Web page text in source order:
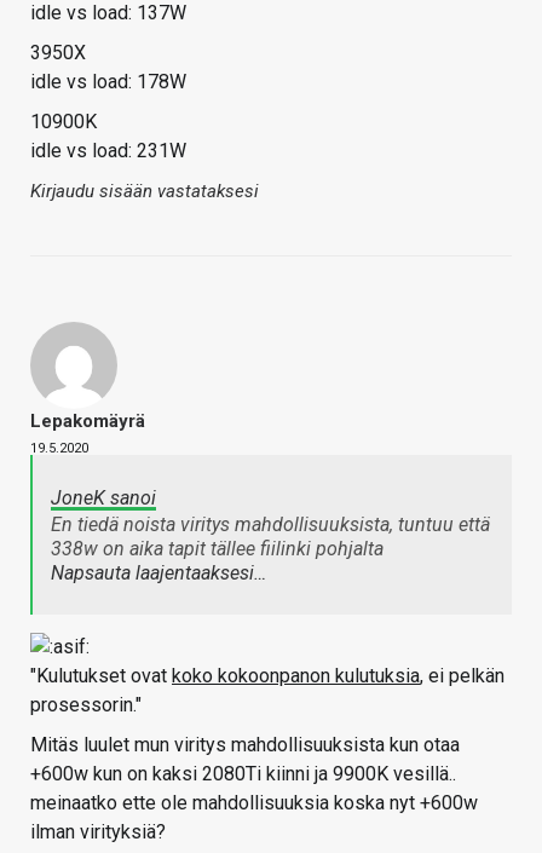
idle vs load: 137W
3950X
idle vs load: 178W
10900K
idle vs load: 231W
Kirjaudu sisään vastataksesi
Lepakomäyrä
19.5.2020
JoneK sanoi
En tiedä noista viritys mahdollisuuksista, tuntuu että
338w on aika tapit tällee fiilinki pohjalta
Napsauta laajentaaksesi…
"Kulutukset ovat koko kokoonpanon kulutuksia, ei pelkän
prosessorin."
Mitäs luulet mun viritys mahdollisuuksista kun otaa
+600w kun on kaksi 2080Ti kiinni ja 9900K vesillä..
meinaatko ette ole mahdollisuuksia koska nyt +600w
ilman virityksiä?